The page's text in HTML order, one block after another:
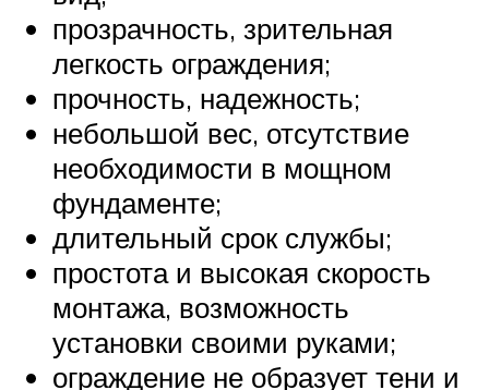
прозрачность, зрительная
легкость ограждения;
прочность, надежность;
небольшой вес, отсутствие
необходимости в мощном
фундаменте;
длительный срок службы;
простота и высокая скорость
монтажа, возможность
установки своими руками;
ограждение не образует тени и